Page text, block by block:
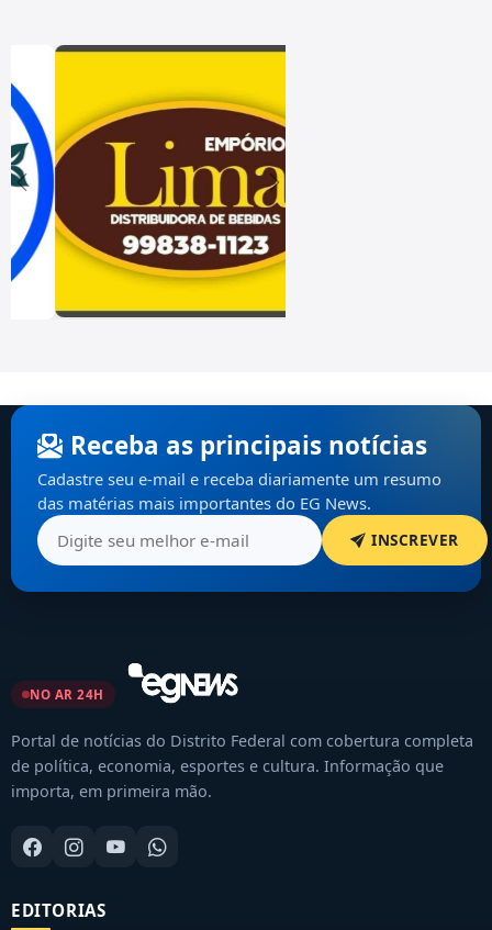
Receba as principais notícias
Cadastre seu e-mail e receba diariamente um resumo
das matérias mais importantes do EG News.
INSCREVER
NO AR 24H
Portal de notícias do Distrito Federal com cobertura completa
de política, economia, esportes e cultura. Informação que
importa, em primeira mão.
EDITORIAS